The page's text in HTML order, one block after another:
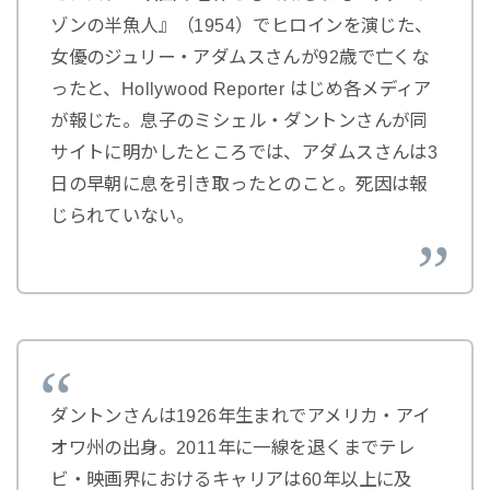
ゾンの半魚人』（1954）でヒロインを演じた、
女優のジュリー・アダムスさんが92歳で亡くな
ったと、Hollywood Reporter はじめ各メディア
が報じた。息子のミシェル・ダントンさんが同
サイトに明かしたところでは、アダムスさんは3
日の早朝に息を引き取ったとのこと。死因は報
じられていない。
ダントンさんは1926年生まれでアメリカ・アイ
オワ州の出身。2011年に一線を退くまでテレ
ビ・映画界におけるキャリアは60年以上に及